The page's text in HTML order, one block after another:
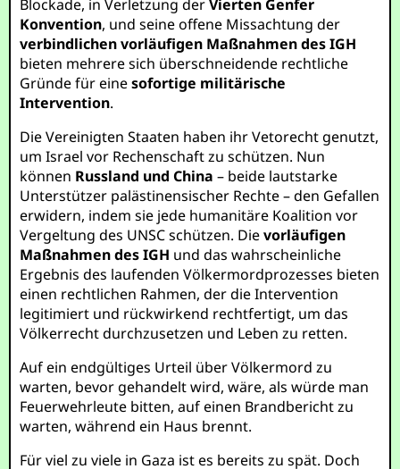
Blockade, in Verletzung derVierten Genfer
Konvention, und seine offene Missachtung der
verbindlichen vorläufigen Maßnahmen des IGH
bieten mehrere sich überschneidende rechtliche
Gründe für einesofortige militärische
Intervention.
Die Vereinigten Staaten haben ihr Vetorecht genutzt,
um Israel vor Rechenschaft zu schützen. Nun
können Russland und China – beide lautstarke
Unterstützer palästinensischer Rechte – den Gefallen
erwidern, indem sie jede humanitäre Koalition vor
Vergeltung des UNSC schützen. Dievorläufigen
Maßnahmen des IGH und das wahrscheinliche
Ergebnis des laufenden Völkermordprozesses bieten
einen rechtlichen Rahmen, der die Intervention
legitimiert und rückwirkend rechtfertigt, um das
Völkerrecht durchzusetzen und Leben zu retten.
Auf ein endgültiges Urteil über Völkermord zu
warten, bevor gehandelt wird, wäre, als würde man
Feuerwehrleute bitten, auf einen Brandbericht zu
warten, während ein Haus brennt.
Für viel zu viele in Gaza ist es bereits zu spät. Doch